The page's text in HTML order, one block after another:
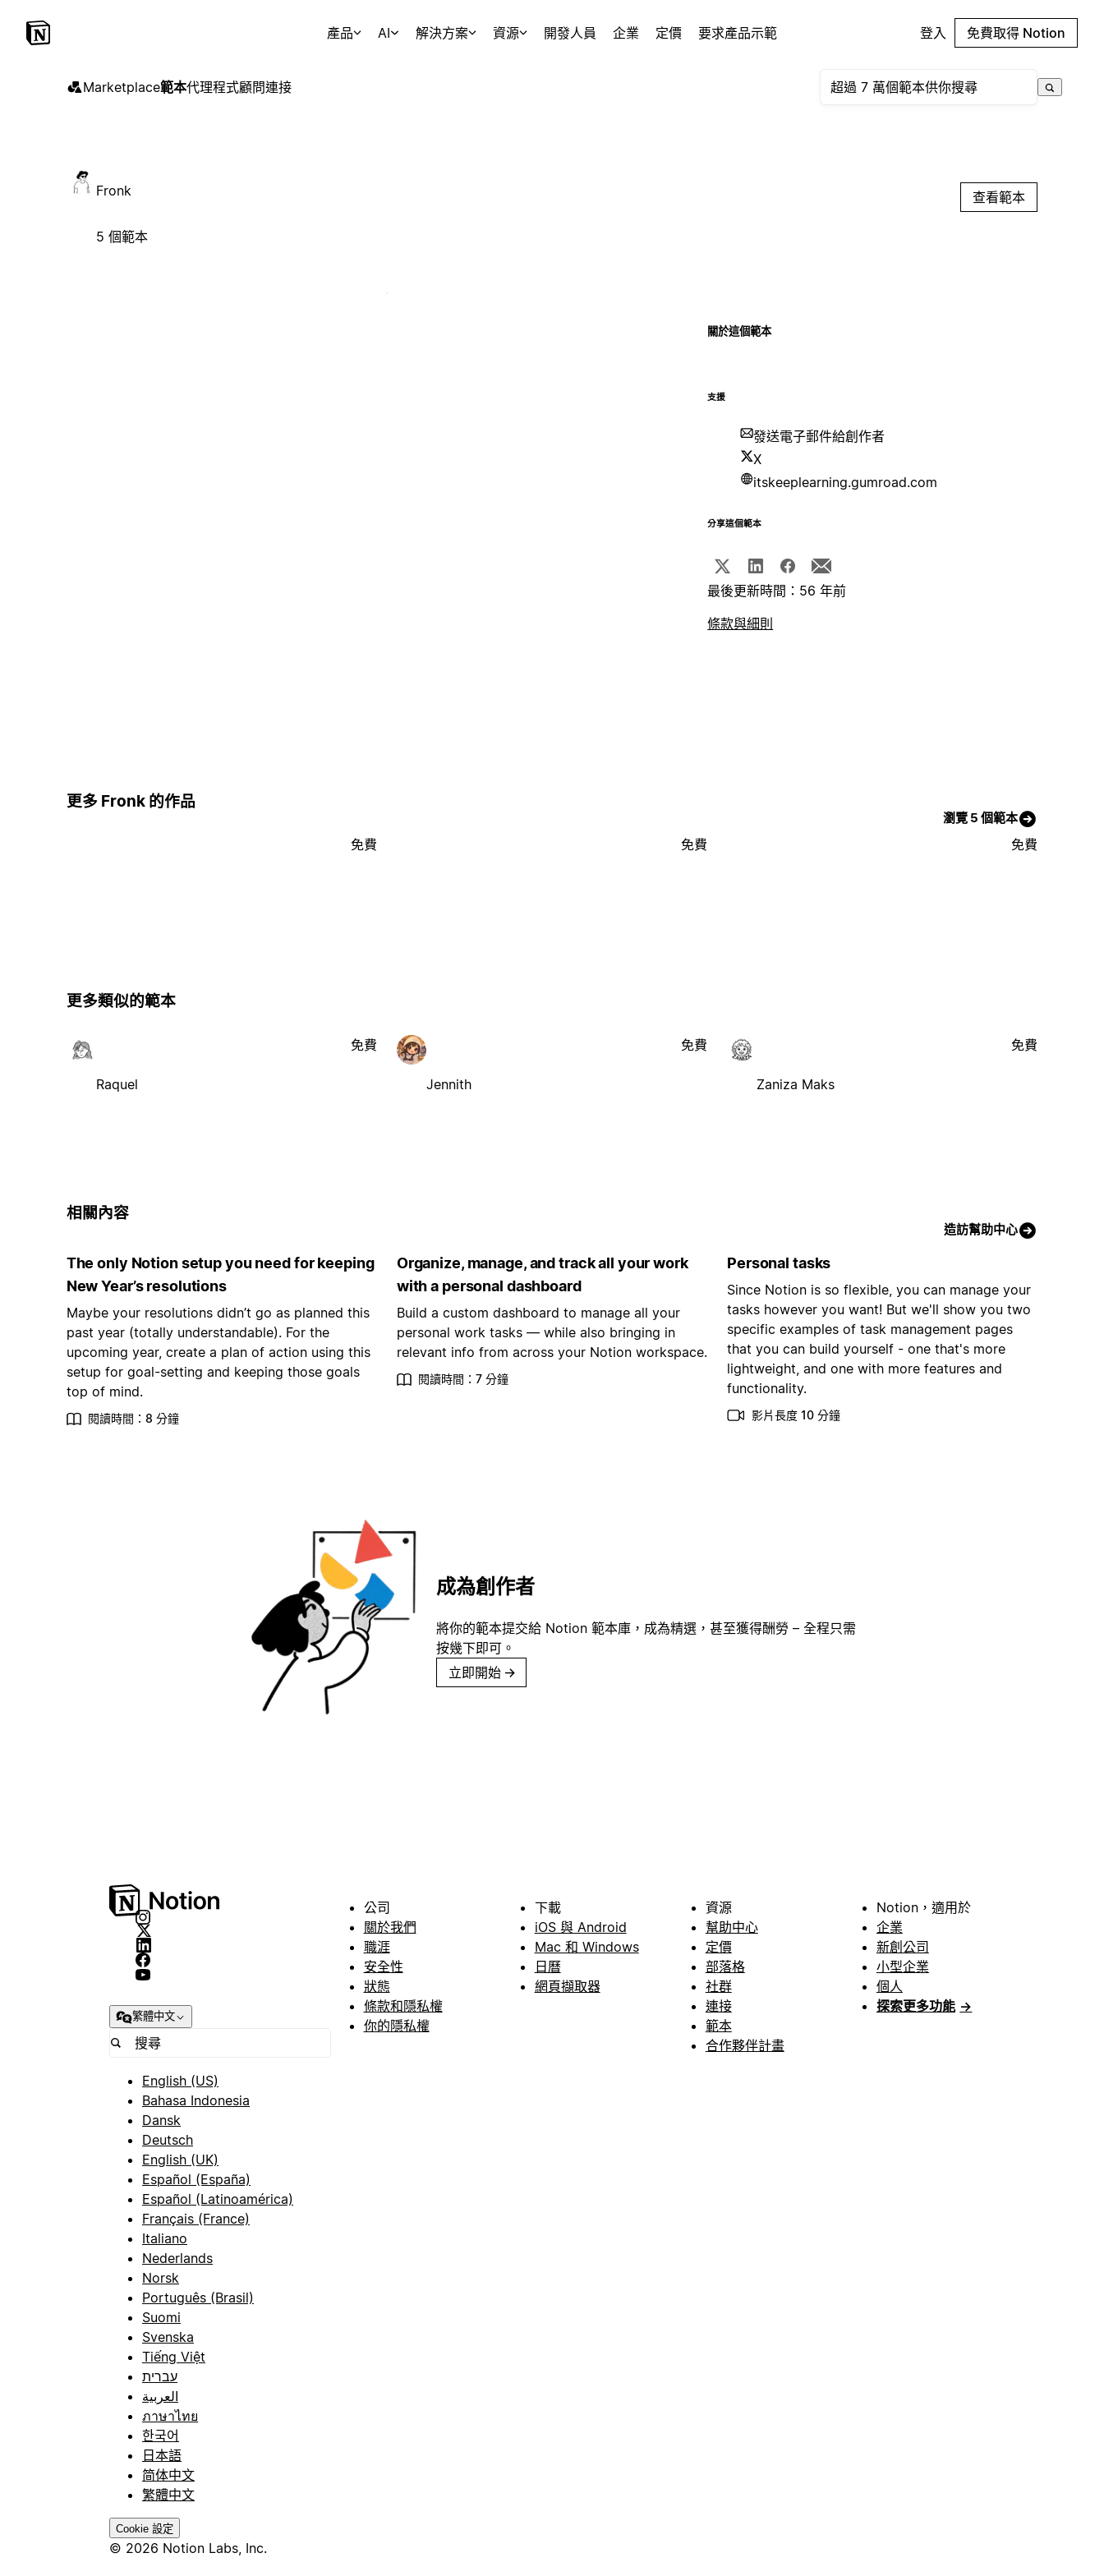
產品 AI 解決方案 資源 開發人員 企業 定價 要求產品示範 登入 免費取得 Notion
Marketplace範本代理程式顧問連接
Fronk
5 個範本
查看範本
關於這個範本
支援
發送電子郵件給創作者
X
itskeeplearning.gumroad.com
分享這個範本
最後更新時間：56 年前
條款與細則
更多 Fronk 的作品
瀏覽 5 個範本
免費 免費 免費
更多類似的範本
Raquel
免費
Jennith
免費
Zaniza Maks
免費
相關內容
造訪幫助中心
The only Notion setup you need for keeping
New Year’s resolutions
Maybe your resolutions didn’t go as planned this
past year (totally understandable). For the
upcoming year, create a plan of action using this
setup for goal-setting and keeping those goals
top of mind.
閱讀時間：8 分鐘
Organize, manage, and track all your work
with a personal dashboard
Build a custom dashboard to manage all your
personal work tasks — while also bringing in
relevant info from across your Notion workspace.
閱讀時間：7 分鐘
Personal tasks
Since Notion is so flexible, you can manage your
tasks however you want! But we'll show you two
specific examples of task management pages
that you can build yourself - one that's more
lightweight, and one with more features and
functionality.
影片長度 10 分鐘
成為創作者
將你的範本提交給 Notion 範本庫，成為精選，甚至獲得酬勞 – 全程只需
按幾下即可。
立即開始 →
繁體中文
English (US)
Bahasa Indonesia
Dansk
Deutsch
English (UK)
Español (España)
Español (Latinoamérica)
Français (France)
Italiano
Nederlands
Norsk
Português (Brasil)
Suomi
Svenska
Tiếng Việt
עברית
العربية
ภาษาไทย
한국어
日本語
简体中文
繁體中文
Cookie 設定
© 2026 Notion Labs, Inc.
公司
關於我們
職涯
安全性
狀態
條款和隱私權
你的隱私權
下載
iOS 與 Android
Mac 和 Windows
日曆
網頁擷取器
資源
幫助中心
定價
部落格
社群
連接
範本
合作夥伴計畫
Notion，適用於
企業
新創公司
小型企業
個人
探索更多功能 →